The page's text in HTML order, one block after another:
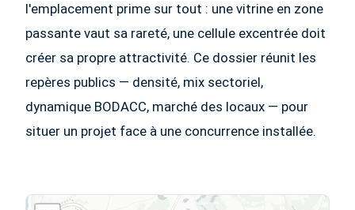
l'emplacement prime sur tout : une vitrine en zone
passante vaut sa rareté, une cellule excentrée doit
créer sa propre attractivité. Ce dossier réunit les
repères publics — densité, mix sectoriel,
dynamique BODACC, marché des locaux — pour
situer un projet face à une concurrence installée.